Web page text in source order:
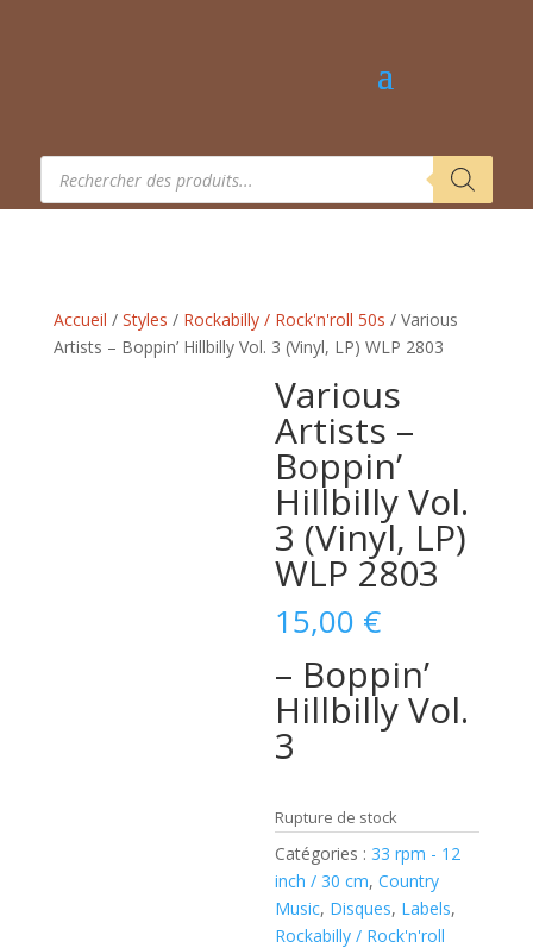
Recherche
produits
Accueil / Styles / Rockabilly / Rock'n'roll 50s / Various
Artists – Boppin’ Hillbilly Vol. 3 (Vinyl, LP) WLP 2803
Various
Artists –
Boppin’
Hillbilly Vol.
3 (Vinyl, LP)
WLP 2803
15,00 €
– Boppin’
Hillbilly Vol.
3
Rupture de stock
Catégories : 33 rpm - 12
inch / 30 cm,Country
Music, Disques, Labels,
Rockabilly / Rock'n'roll